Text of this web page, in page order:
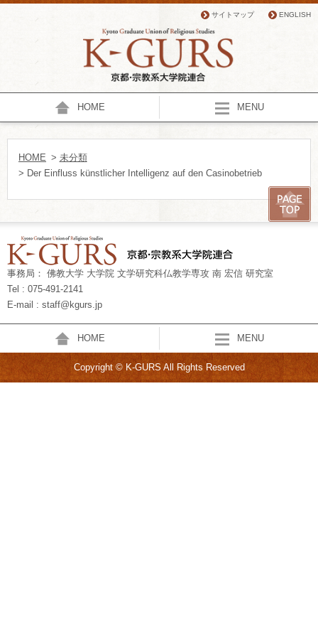
サイトマップ ENGLISH
HOME MENU
HOME > 未分類
> Der Einfluss künstlicher Intelligenz auf den Casinobetrieb
事務局： 佛教大学 大学院 文学研究科仏教学専攻 南 宏信 研究室
Tel : 075-491-2141
E-mail : staff@kgurs.jp
HOME MENU
Copyright © K-GURS All Rights Reserved